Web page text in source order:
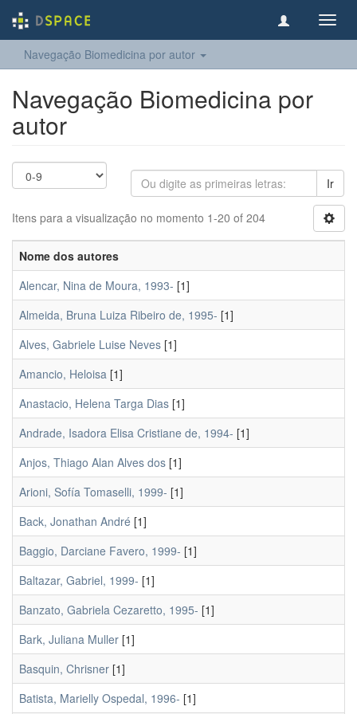
Navegação Biomedicina por autor
Navegação Biomedicina por
autor
Ir
Itens para a visualização no momento 1-20 of 204
Nome dos autores
Alencar, Nina de Moura, 1993- [1]
Almeida, Bruna Luiza Ribeiro de, 1995- [1]
Alves, Gabriele Luise Neves [1]
Amancio, Heloisa [1]
Anastacio, Helena Targa Dias [1]
Andrade, Isadora Elisa Cristiane de, 1994- [1]
Anjos, Thiago Alan Alves dos [1]
Arioni, Sofía Tomaselli, 1999- [1]
Back, Jonathan André [1]
Baggio, Darciane Favero, 1999- [1]
Baltazar, Gabriel, 1999- [1]
Banzato, Gabriela Cezaretto, 1995- [1]
Bark, Juliana Muller [1]
Basquin, Chrisner [1]
Batista, Marielly Ospedal, 1996- [1]